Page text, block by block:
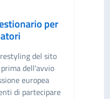
per
del sito
dell'avvio
europea
di partecipare